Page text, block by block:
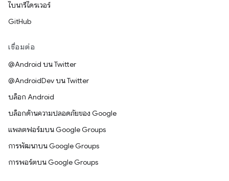
ไบนารีไดรเวอร์
GitHub
เชื่อมต่อ
@Android บน Twitter
@AndroidDev บน Twitter
บล็อก Android
บล็อกด้านความปลอดภัยของ Google
แพลตฟอร์มบน Google Groups
การพัฒนาบน Google Groups
การพอร์ตบน Google Groups